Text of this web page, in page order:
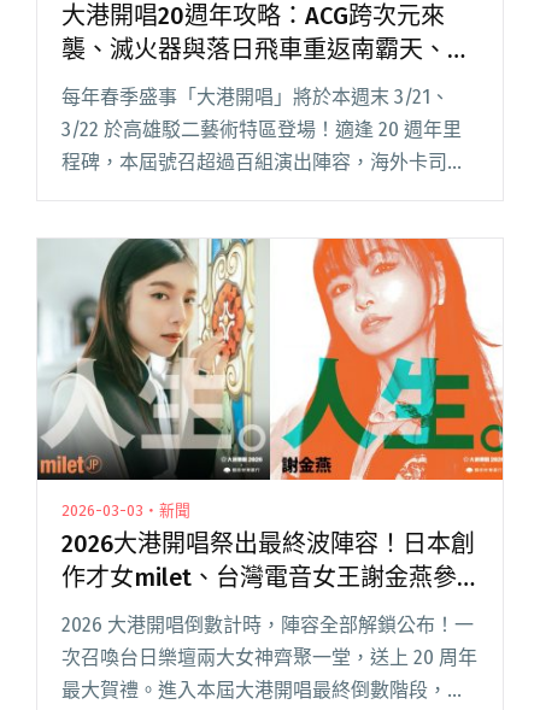
大港開唱20週年攻略：ACG跨次元來
襲、滅火器與落日飛車重返南霸天、兒
童界巨星「巧虎」參戰
每年春季盛事「大港開唱」將於本週末 3/21、
3/22 於高雄駁二藝術特區登場！適逢 20 週年里
程碑，本屆號召超過百組演出陣容，海外卡司由
日本歌姬 milet 領銜，更力邀日本車庫搖滾傳說
開唱20週年攻略：ACG跨次元來襲、滅火器與落
日飛車重返南霸天、兒童界巨星「巧虎」參戰"
2026-03-03・新聞
2026大港開唱祭出最終波陣容！日本創
作才女milet、台灣電音女王謝金燕參
戰
2026 大港開唱倒數計時，陣容全部解鎖公布！一
次召喚台日樂壇兩大女神齊聚一堂，送上 20 周年
最大賀禮。進入本屆大港開唱最終倒數階段，終